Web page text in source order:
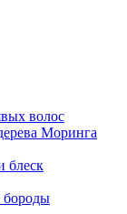
волос
Моринга
блеск
бороды